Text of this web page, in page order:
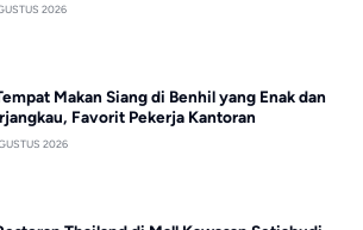
2026
Makan Siang di Benhil yang Enak dan
Favorit Pekerja Kantoran
2026